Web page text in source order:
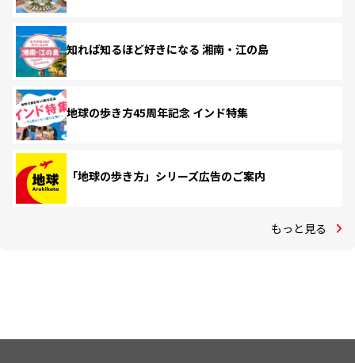
知れば知るほど好きになる 湘南・江の島
地球の歩き方45周年記念 インド特集
「地球の歩き方」シリーズ広告のご案内
もっと見る